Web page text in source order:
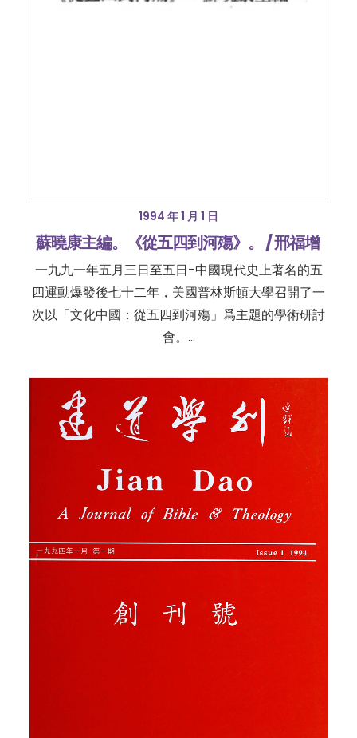
1994 年 1 月 1 日
蘇曉康主編。《從五四到河殤》。 / 邢福增
一九九一年五月三日至五日-中國現代史上著名的五
四運動爆發後七十二年，美國普林斯頓大學召開了一
次以「文化中國：從五四到河殤」爲主題的學術研討
會。…